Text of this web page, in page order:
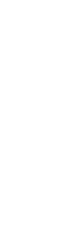
た実績があります
あります
ん
発送日数内に発送してい
ます
ます